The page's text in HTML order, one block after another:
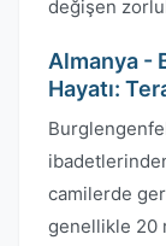
değişen
Almanya -
Hayatı:
camilerde
genellikle 20